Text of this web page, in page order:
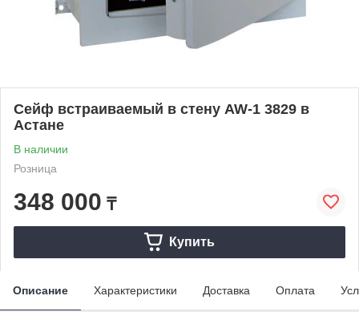
Сейф встраиваемый в стену AW-1 3829 в
Астане
В наличии
Розница
348 000 ₸
Купить
Описание Характеристики Доставка Оплата